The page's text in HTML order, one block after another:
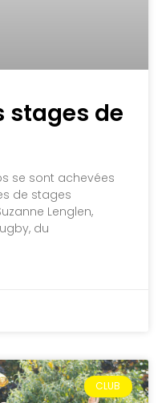
stages de
se sont achevées
de stages
Lenglen,
du
CLUB